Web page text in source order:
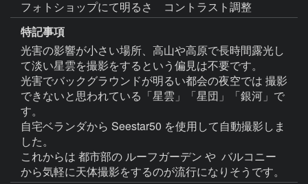
特記事項
光害の影響が小さい場所、高山や高原で長時間露光し
て淡い星雲を撮影をするという偏見は不要です。
光害でバックグラウンドが明るい都会の夜空では 撮影
できないと思われている「星雲」「星団」「銀河」で
す。
自宅ベランダから Seestar50 を使用して自動撮影しま
した。
これからは 都市部の ルーフガーデン や  バルコニー
から気軽に天体撮影をするのが流行になりそうです。